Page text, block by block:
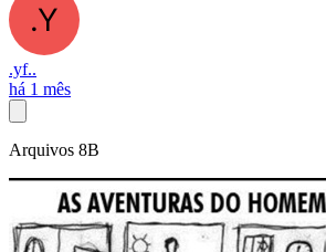
.yf..
há 1 mês
Arquivos 8B